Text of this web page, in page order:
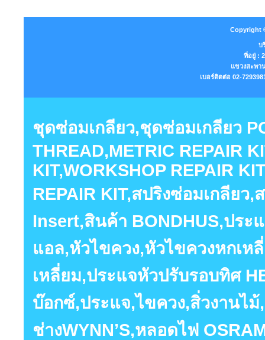
Copyright
บ
ที่อยู่ :
แขวงสะพา
เบอร์ติดต่อ 02-
ชุดซ่อมเกลียว,ชุดซ่อมเกลียว
THREAD,METRIC REPAIR
KIT,WORKSHOP REPAIR
REPAIR KIT,สปริงซ่อมเกลียว
Insert,สินค้า BONDHUS,ประ
แอล,หัวไขควง,หัวไขควงหกเห
เหลี่ยม,ประแจหัวปรับรอบทิศ
บ๊อกซ์,ประแจ,ไขควง,สิ่วงานไม้
ช่างWYNN’S,หลอดไฟ